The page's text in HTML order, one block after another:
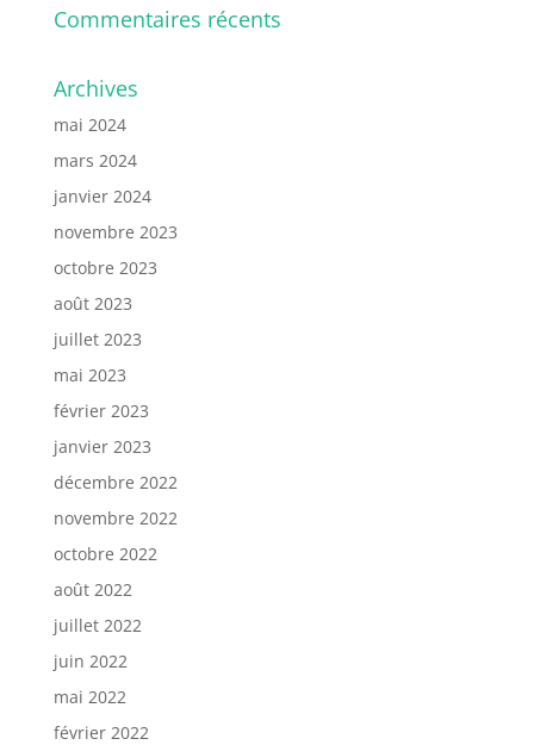
Commentaires récents
Archives
mai 2024
mars 2024
janvier 2024
novembre 2023
octobre 2023
août 2023
juillet 2023
mai 2023
février 2023
janvier 2023
décembre 2022
novembre 2022
octobre 2022
août 2022
juillet 2022
juin 2022
mai 2022
février 2022